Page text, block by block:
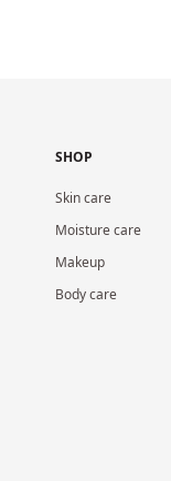
SHOP
Skin care
Moisture care
Makeup
Body care